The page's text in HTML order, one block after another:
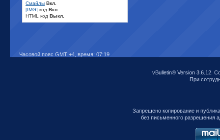
Смайлы Вкл.
[IMG] код Вкл.
HTML код Выкл.
Часовой пояс GMT +4, время: 07:19
vBulletin® Version 3.6.12.
При
Запрещено копирование и
без письменного разрешения